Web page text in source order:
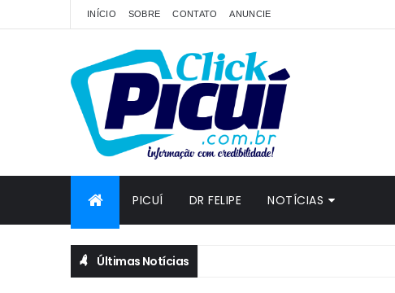
INÍCIO SOBRE CONTATO ANUNCIE
PICUÍ DR FELIPE NOTÍCIAS
Últimas Notícias